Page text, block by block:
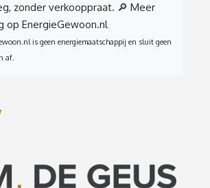
zonder verkooppraat. 🔎 Meer
op EnergieGewoon.nl
is geen energiemaatschappij en sluit geen
af.